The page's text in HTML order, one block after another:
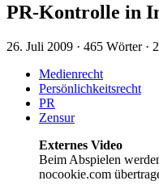
PR-Kontrolle in
26. Juli 2009 · 465 Wörter ·
Medienrecht
Persönlichkeitsrecht
PR
Zensur
Externes Video
Beim Abspielen
nocookie.com